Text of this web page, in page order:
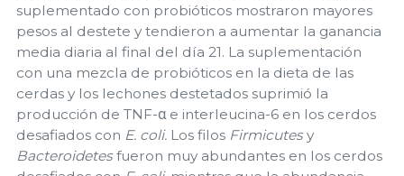
suplementado con probióticos mostraron mayores
pesos al destete y tendieron a aumentar la ganancia
media diaria al final del día 21. La suplementación
con una mezcla de probióticos en la dieta de las
cerdas y los lechones destetados suprimió la
producción de TNF-α e interleucina-6 en los cerdos
desafiados con E. coli. Los filos Firmicutesy
Bacteroidetesfueron muy abundantes en los cerdos